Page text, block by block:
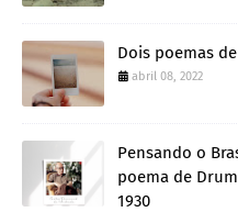
Dois poemas
abril 08, 2022
Pensando o
poema de
1930